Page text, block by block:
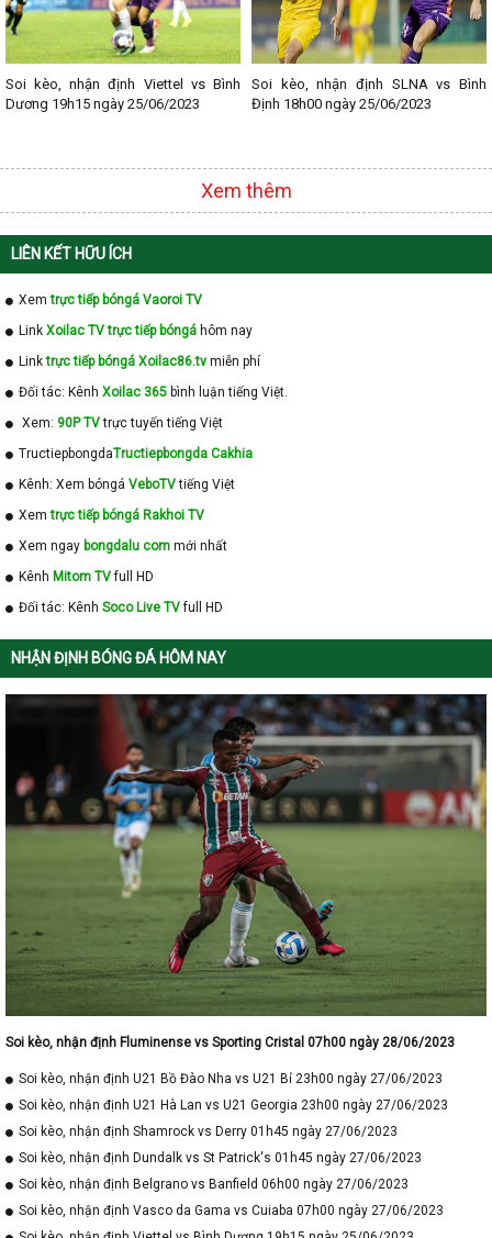
Soi kèo, nhận định Viettel vs Bình
Dương 19h15 ngày 25/06/2023
Soi kèo, nhận định SLNA vs Bình
Định 18h00 ngày 25/06/2023
Xem thêm
LIÊN KẾT HỮU ÍCH
Xemtrực tiếp bóngá Vaoroi TV
Link Xoilac TV trực tiếp bóngá hôm nay
Linktrực tiếp bóngá Xoilac86.tv miễn phí
Đối tác: Kênh Xoilac 365 bình luận tiếng Việt.
Xem: 90P TVtrực tuyến tiếng Việt
TructiepbongdaTructiepbongda Cakhia
Kênh: Xem bóngá VeboTVtiếng Việt
Xemtrực tiếp bóngá Rakhoi TV
Xem ngay bongdalu com mới nhất
Kênh Mitom TVfull HD
Đối tác: Kênh Soco Live TVfull HD
NHẬN ĐỊNH BÓNG ĐÁ HÔM NAY
Soi kèo, nhận định Fluminense vs Sporting Cristal 07h00 ngày 28/06/2023
Soi kèo, nhận định U21 Bồ Đào Nha vs U21 Bỉ 23h00 ngày 27/06/2023
Soi kèo, nhận định U21 Hà Lan vs U21 Georgia 23h00 ngày 27/06/2023
Soi kèo, nhận định Shamrock vs Derry 01h45 ngày 27/06/2023
Soi kèo, nhận định Dundalk vs St Patrick's 01h45 ngày 27/06/2023
Soi kèo, nhận định Belgrano vs Banfield 06h00 ngày 27/06/2023
Soi kèo, nhận định Vasco da Gama vs Cuiaba 07h00 ngày 27/06/2023